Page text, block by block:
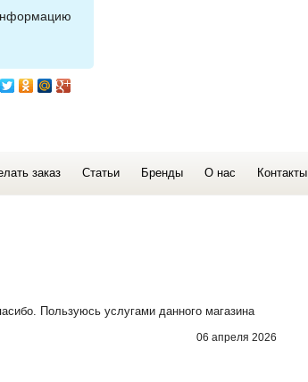
заказ Статьи Бренды О нас Контакты
Пользуюсь услугами данного магазина
06 апреля 2026